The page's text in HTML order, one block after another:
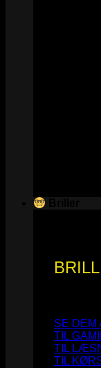
SE DEM
TIL
TIL
TIL